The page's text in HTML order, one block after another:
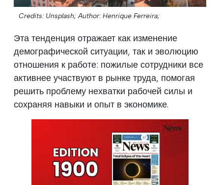
Credits: Unsplash; Author: Henrique Ferreira;
Эта тенденция отражает как изменение
демографической ситуации, так и эволюцию
отношения к работе: пожилые сотрудники все
активнее участвуют в рынке труда, помогая
решить проблему нехватки рабочей силы и
сохраняя навыки и опыт в экономике.